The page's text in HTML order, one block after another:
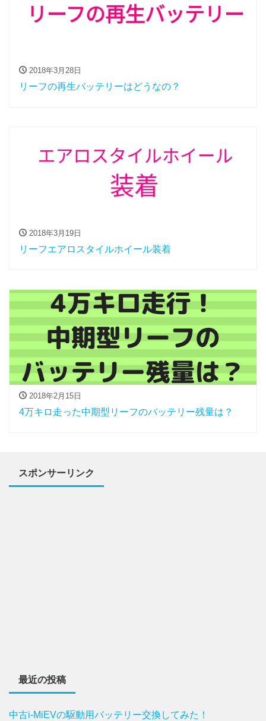
2018年3月28日
リーフの再生バッテリーはどうなの？
2018年3月19日
リーフエアロスタイルホイール装着
2018年2月15日
4万キロ走った中期型リーフのバッテリー残量は？
スポンサーリンク
最近の投稿
中古i-MiEVの駆動用バッテリー交換してみた！